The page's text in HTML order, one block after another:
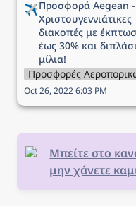
✈️
Χριστουγεννιάτικες
διακοπές με
έως 30% και
μίλια!
Προσφορές
Oct 26, 2022 6:03 PM
Μπείτε στο
μην χάνετε